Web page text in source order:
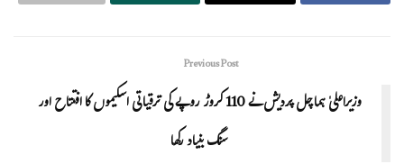
Previous Post
وزیراعلیٰ ہماچل پردیش نے 110 کروڑ روپے کی ترقیاتی اسکیموں کا افتتاح اور
سنگ بنیاد رکھا